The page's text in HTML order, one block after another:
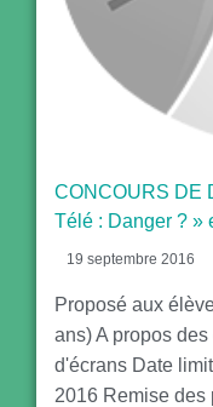
CONCOURS DE
Télé : Danger ? »
19 septembre 2016
Proposé aux
ans) A propos
d'écrans Date
2016 Remise des